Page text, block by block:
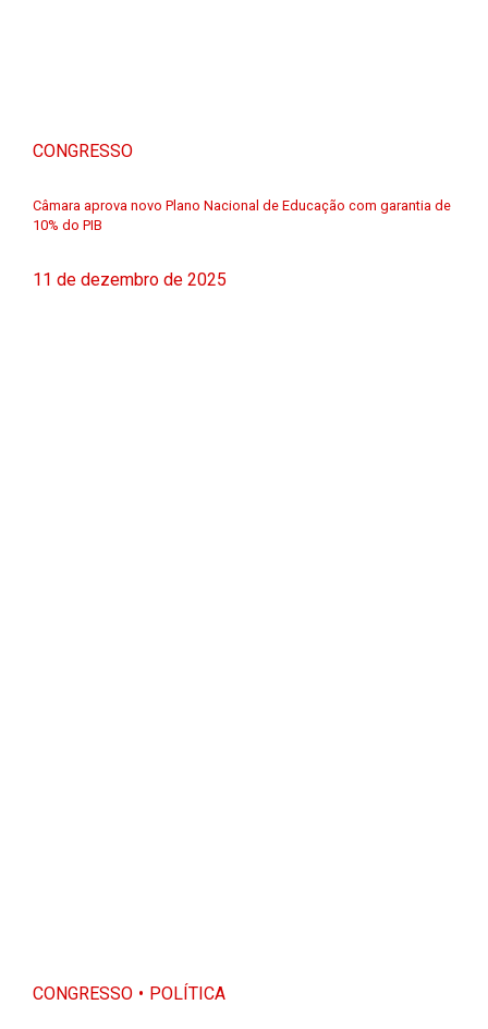
CONGRESSO
Câmara aprova novo Plano Nacional de Educação com garantia de
10% do PIB
11 de dezembro de 2025
CONGRESSO POLÍTICA